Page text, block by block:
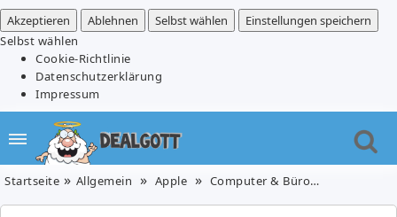
Akzeptieren
Ablehnen Selbst wählen
Einstellungen speichern
Selbst wählen
Cookie-Richtlinie
Datenschutzerklärung
Impressum
Startseite Allgemein Apple Computer & Büro